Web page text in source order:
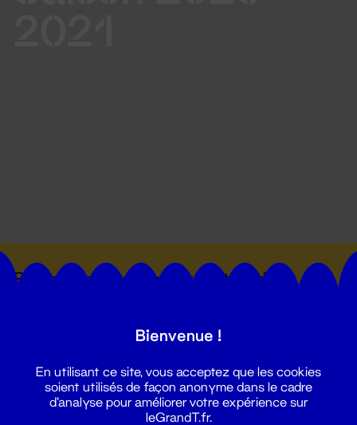
Suivez toutes les actualités du
Bienvenue !
En utilisant ce site, vous acceptez que les cookies
soient utilisés de façon anonyme dans le cadre
d'analyse pour améliorer votre expérience sur
leGrandT.fr.